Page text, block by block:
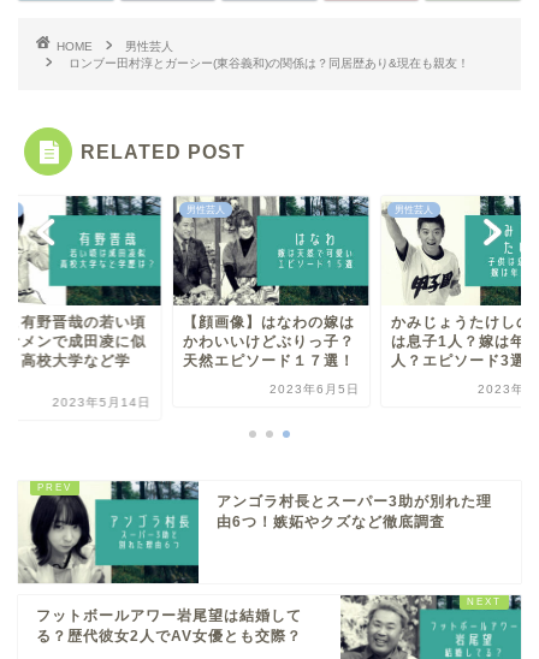
HOME
男性芸人
ロンブー田村淳とガーシー(東谷義和)の関係は？同居歴あり&現在も親友！
RELATED POST
こ有野晋哉の若い頃
ケメンで成田凌に似
！高校大学など学
2023年5月14日
男性芸人
【顔画像】はなわの嫁は
かわいいけどぶりっ子？
天然エピソード１７選！
2023年6月5日
男性芸人
かみじょうたけしの
は息子1人？嫁は年
人？エピソード3選
2023年6
アンゴラ村長とスーパー3助が別れた理
由6つ！嫉妬やクズなど徹底調査
フットボールアワー岩尾望は結婚して
る？歴代彼女2人でAV女優とも交際？